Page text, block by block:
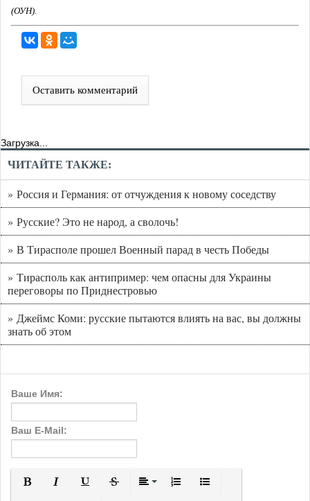
(ОУН).
Оставить комментарий
Загрузка...
ЧИТАЙТЕ ТАКЖЕ:
» Россия и Германия: от отчуждения к новому соседству
» Русские? Это не народ, а сволочь!
» В Тирасполе прошел Военный парад в честь Победы
» Тирасполь как антипример: чем опасны для Украины
переговоры по Приднестровью
» Джеймс Коми: русские пытаются влиять на вас, вы должны
знать об этом
Ваше Имя:
Ваш E-Mail: